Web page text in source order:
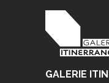
GALERIE